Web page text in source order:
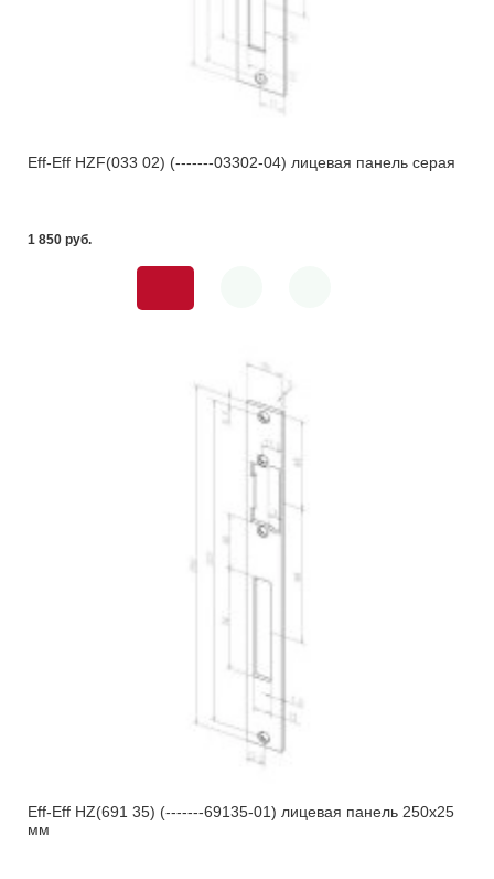
Eff-Eff HZF(033 02) (-------03302-04) лицевая панель серая
1 850 pуб.
Eff-Eff HZ(691 35) (-------69135-01) лицевая панель 250х25
мм